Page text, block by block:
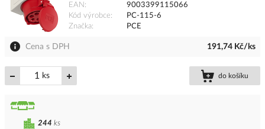
EAN
9003399115066
Kód výrobce
PC-115-6
Značka
PCE
Cena s DPH 191,74 Kč/ks
ks do košíku
244 ks